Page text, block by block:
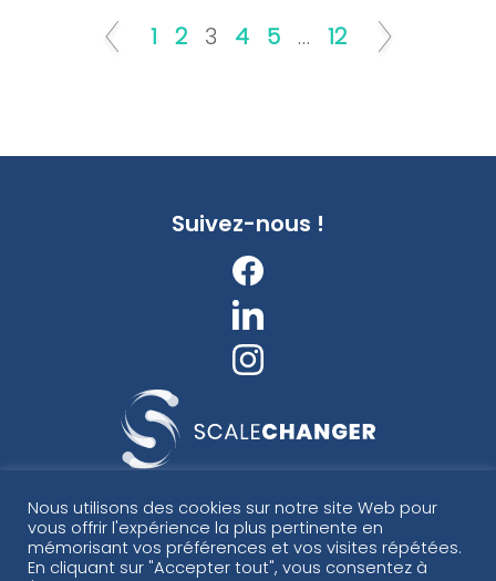
1 2 3 4 5 … 12
Suivez-nous !
75 All. des Parfumeurs
92000 Nanterre
Nous utilisons des cookies sur notre site Web pour
vous offrir l'expérience la plus pertinente en
mémorisant vos préférences et vos visites répétées.
En cliquant sur "Accepter tout", vous consentez à